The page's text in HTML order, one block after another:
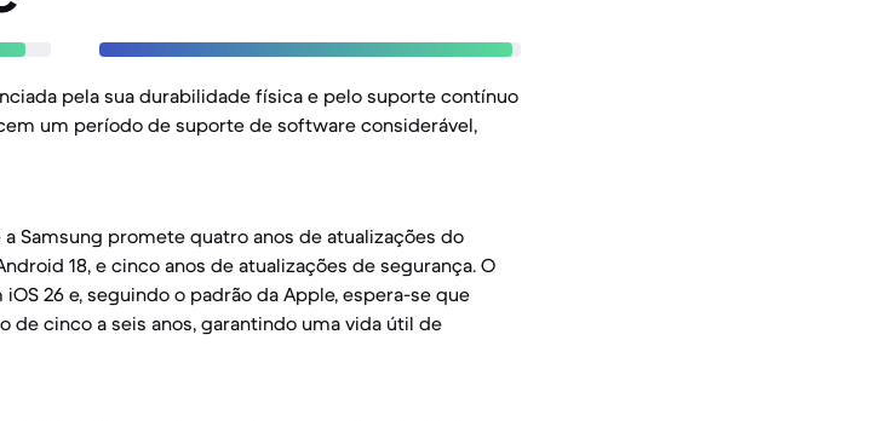
pela sua durabilidade física e pelo suporte contínuo
um período de suporte de software considerável,
Samsung promete quatro anos de atualizações do
18, e cinco anos de atualizações de segurança. O
26 e, seguindo o padrão da Apple, espera-se que
de cinco a seis anos, garantindo uma vida útil de